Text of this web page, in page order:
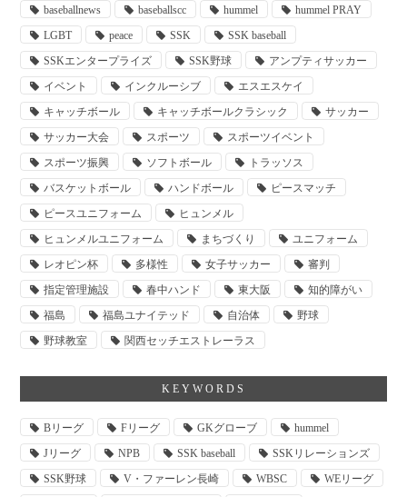
baseballnews baseballscc hummel
hummel PRAY
LGBT
peace SSK
SSK baseball
SSKエンタープライズ
SSK野球
アンプティサッカー
イベント
インクルーシブ
エスエスケイ
キャッチボール
キャッチボールクラシック
サッカー
サッカー大会
スポーツ
スポーツイベント
スポーツ振興
ソフトボール
トラッソス
バスケットボール
ハンドボール
ピースマッチ
ピースユニフォーム
ヒュンメル
ヒュンメルユニフォーム
まちづくり
ユニフォーム
レオピン杯
多様性 女子サッカー
審判
指定管理施設
春中ハンド 東大阪
知的障がい
福島
福島ユナイテッド 自治体
野球
野球教室
関西セッチエストレーラス
KEYWORDS
Bリーグ Fリーグ GKグローブ
hummel
Jリーグ
NPB SSK baseball
SSKリレーションズ
SSK野球
V・ファーレン長崎 WBSC
WEリーグ